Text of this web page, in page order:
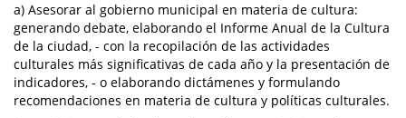
a) Asesorar al gobierno municipal en materia de cultura:
generando debate, elaborando el Informe Anual de la Cultura
de la ciudad, - con la recopilación de las actividades
culturales más significativas de cada año y la presentación de
indicadores, - o elaborando dictámenes y formulando
recomendaciones en materia de cultura y políticas culturales.